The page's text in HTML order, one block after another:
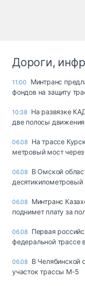
Дороги,
11:00
Минтранс
фондов на защиту
10:38 На развязке
две полосы движения
06.08 На трассе
метровый мост
06.08 В Омской
06.08 Минтранс
поднимет плату за
06.08 Первая
федеральной трассе
06.08 В Челябинской
участок трассы М-5